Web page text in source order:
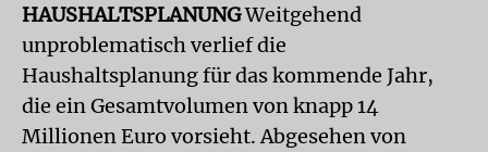
HAUSHALTSPLANUNGWeitgehend
unproblematisch verlief die
Haushaltsplanung für das kommende Jahr,
die ein Gesamtvolumen von knapp 14
Millionen Euro vorsieht. Abgesehen von